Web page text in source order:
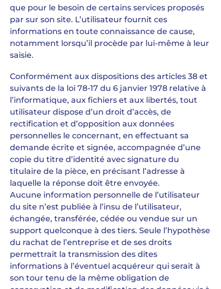
que pour le besoin de certains services proposés
par sur son site. L’utilisateur fournit ces
informations en toute connaissance de cause,
notamment lorsqu’il procède par lui-même à leur
saisie.
Conformément aux dispositions des articles 38 et
suivants de la loi 78-17 du 6 janvier 1978 relative à
l’informatique, aux fichiers et aux libertés, tout
utilisateur dispose d’un droit d’accès, de
rectification et d’opposition aux données
personnelles le concernant, en effectuant sa
demande écrite et signée, accompagnée d’une
copie du titre d’identité avec signature du
titulaire de la pièce, en précisant l’adresse à
laquelle la réponse doit être envoyée.
Aucune information personnelle de l’utilisateur
du site n’est publiée à l’insu de l’utilisateur,
échangée, transférée, cédée ou vendue sur un
support quelconque à des tiers. Seule l’hypothèse
du rachat de l’entreprise et de ses droits
permettrait la transmission des dites
informations à l’éventuel acquéreur qui serait à
son tour tenu de la même obligation de